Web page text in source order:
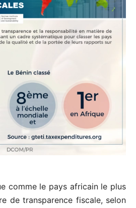
comme le pays africain le plus
de transparence fiscale, selon